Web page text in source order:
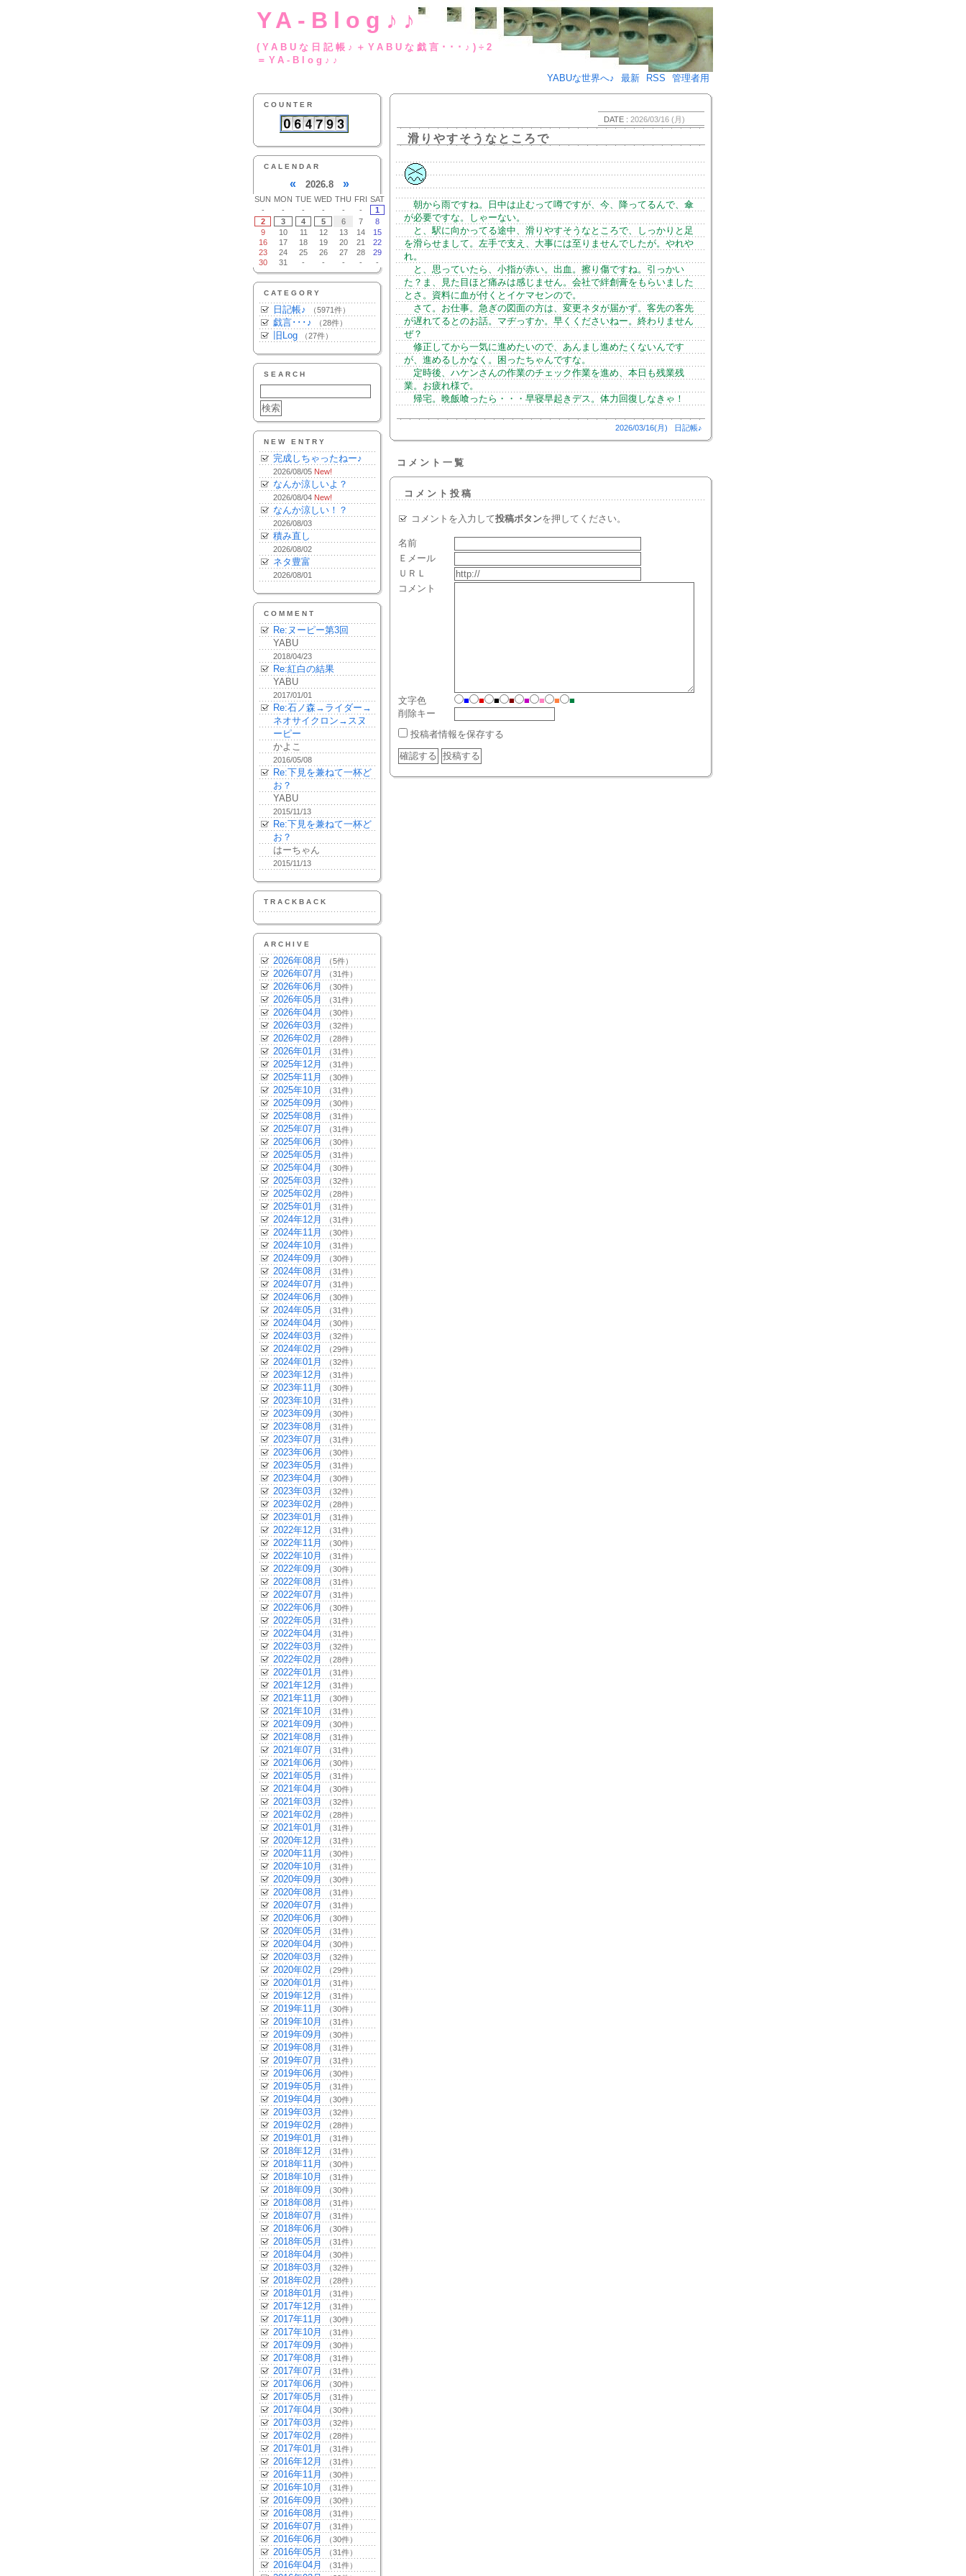
YA-Blog♪♪
(YABUな日記帳♪＋YABUな戯言･･･♪)÷2
＝YA-Blog♪♪
YABUな世界へ♪
最新 RSS 管理者用
COUNTER
CALENDAR
« 2026.8 »
SUN MON TUE WED THU FRI SAT
-
- - - - -
1
2
3 4 5 6 7
8
9
10 11 12 13 14
15
16
17 18 19 20 21
22
23
24 25 26 27 28
29
30
31 - - - - -
CATEGORY
日記帳♪ （5971件）
戯言･･･♪ （28件）
旧Log （27件）
SEARCH
NEW ENTRY
完成しちゃったねー♪
2026/08/05 New!
なんか涼しいよ？
2026/08/04 New!
なんか涼しい！？
2026/08/03
積み直し
2026/08/02
ネタ豊富
2026/08/01
COMMENT
Re:ヌーピー第3回
YABU
2018/04/23
Re:紅白の結果
YABU
2017/01/01
Re:石ノ森→ライダー→
ネオサイクロン→スヌ
ーピー
かよこ
2016/05/08
Re:下見を兼ねて一杯ど
お？
YABU
2015/11/13
Re:下見を兼ねて一杯ど
お？
はーちゃん
2015/11/13
TRACKBACK
ARCHIVE
2026年08月 （5件）
2026年07月 （31件）
2026年06月 （30件）
2026年05月 （31件）
2026年04月 （30件）
2026年03月 （32件）
2026年02月 （28件）
2026年01月 （31件）
2025年12月 （31件）
2025年11月 （30件）
2025年10月 （31件）
2025年09月 （30件）
2025年08月 （31件）
2025年07月 （31件）
2025年06月 （30件）
2025年05月 （31件）
2025年04月 （30件）
2025年03月 （32件）
2025年02月 （28件）
2025年01月 （31件）
2024年12月 （31件）
2024年11月 （30件）
2024年10月 （31件）
2024年09月 （30件）
2024年08月 （31件）
2024年07月 （31件）
2024年06月 （30件）
2024年05月 （31件）
2024年04月 （30件）
2024年03月 （32件）
2024年02月 （29件）
2024年01月 （32件）
2023年12月 （31件）
2023年11月 （30件）
2023年10月 （31件）
2023年09月 （30件）
2023年08月 （31件）
2023年07月 （31件）
2023年06月 （30件）
2023年05月 （31件）
2023年04月 （30件）
2023年03月 （32件）
2023年02月 （28件）
2023年01月 （31件）
2022年12月 （31件）
2022年11月 （30件）
2022年10月 （31件）
2022年09月 （30件）
2022年08月 （31件）
2022年07月 （31件）
2022年06月 （30件）
2022年05月 （31件）
2022年04月 （31件）
2022年03月 （32件）
2022年02月 （28件）
2022年01月 （31件）
2021年12月 （31件）
2021年11月 （30件）
2021年10月 （31件）
2021年09月 （30件）
2021年08月 （31件）
2021年07月 （31件）
2021年06月 （30件）
2021年05月 （31件）
2021年04月 （30件）
2021年03月 （32件）
2021年02月 （28件）
2021年01月 （31件）
2020年12月 （31件）
2020年11月 （30件）
2020年10月 （31件）
2020年09月 （30件）
2020年08月 （31件）
2020年07月 （31件）
2020年06月 （30件）
2020年05月 （31件）
2020年04月 （30件）
2020年03月 （32件）
2020年02月 （29件）
2020年01月 （31件）
2019年12月 （31件）
2019年11月 （30件）
2019年10月 （31件）
2019年09月 （30件）
2019年08月 （31件）
2019年07月 （31件）
2019年06月 （30件）
2019年05月 （31件）
2019年04月 （30件）
2019年03月 （32件）
2019年02月 （28件）
2019年01月 （31件）
2018年12月 （31件）
2018年11月 （30件）
2018年10月 （31件）
2018年09月 （30件）
2018年08月 （31件）
2018年07月 （31件）
2018年06月 （30件）
2018年05月 （31件）
2018年04月 （30件）
2018年03月 （32件）
2018年02月 （28件）
2018年01月 （31件）
2017年12月 （31件）
2017年11月 （30件）
2017年10月 （31件）
2017年09月 （30件）
2017年08月 （31件）
2017年07月 （31件）
2017年06月 （30件）
2017年05月 （31件）
2017年04月 （30件）
2017年03月 （32件）
2017年02月 （28件）
2017年01月 （31件）
2016年12月 （31件）
2016年11月 （30件）
2016年10月 （31件）
2016年09月 （30件）
2016年08月 （31件）
2016年07月 （31件）
2016年06月 （30件）
2016年05月 （31件）
2016年04月 （31件）
DATE : 2026/03/16 (月)
滑りやすそうなところで
朝から雨ですね。日中は止むって噂ですが、今、降ってるんで、傘
が必要ですな。しゃーない。
と、駅に向かってる途中、滑りやすそうなところで、しっかりと足
を滑らせまして。左手で支え、大事には至りませんでしたが。やれや
れ。
と、思っていたら、小指が赤い。出血。擦り傷ですね。引っかい
た？ま、見た目ほど痛みは感じません。会社で絆創膏をもらいました
とさ。資料に血が付くとイケマセンので。
さて。お仕事。急ぎの図面の方は、変更ネタが届かず。客先の客先
が遅れてるとのお話。マヂっすか。早くくださいねー。終わりません
ぜ？
修正してから一気に進めたいので、あんまし進めたくないんです
が、進めるしかなく。困ったちゃんですな。
定時後、ハケンさんの作業のチェック作業を進め、本日も残業残
業。お疲れ様で。
帰宅。晩飯喰ったら・・・早寝早起きデス。体力回復しなきゃ！
2026/03/16(月) 日記帳♪
コメント一覧
コメント投稿
コメントを入力して投稿ボタンを押してください。
名前
Ｅメール
ＵＲＬ
コメント
文字色 ■ ■ ■ ■ ■ ■ ■
■
削除キー
投稿者情報を保存する